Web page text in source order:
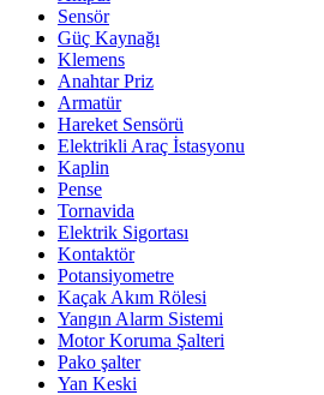
Sensör
Güç Kaynağı
Klemens
Anahtar Priz
Armatür
Hareket Sensörü
Elektrikli Araç İstasyonu
Kaplin
Pense
Tornavida
Elektrik Sigortası
Kontaktör
Potansiyometre
Kaçak Akım Rölesi
Yangın Alarm Sistemi
Motor Koruma Şalteri
Pako şalter
Yan Keski